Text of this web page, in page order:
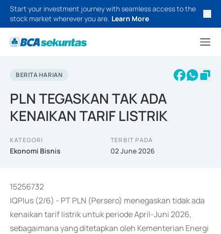
Start your investment journey with seamless access to the
stock market wherever you are. Learn More
BERITA HARIAN
PLN TEGASKAN TAK ADA
KENAIKAN TARIF LISTRIK
KATEGORI
Ekonomi Bisnis
TERBIT PADA
02 June 2026
15256732
IQPlus (2/6) - PT PLN (Persero) menegaskan tidak ada
kenaikan tarif listrik untuk periode April-Juni 2026,
sebagaimana yang ditetapkan oleh Kementerian Energi